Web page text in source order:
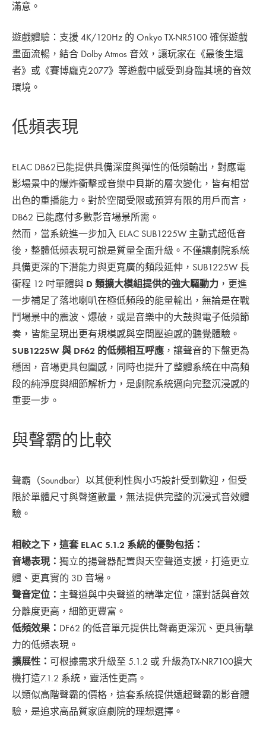
滿意。
遊戲體驗：支援 4K/120Hz 的 Onkyo TX-NR5100 確保遊戲
畫面流暢，結合 Dolby Atmos 音效，讓玩家在《最後生還
者》或《賽博龐克2077》等遊戲中感受到身臨其境的音效
環境。
低頻表現
ELAC DB62已能提供具備深度與彈性的低頻輸出，對應電
影場景中的爆炸衝擊或音樂中貝斯的層次變化，皆有相當
出色的重播能力。對於空間受限或預算有限的用戶而言，
DB62 已能應付多數影音場景所需。
然而，當系統進一步加入 ELAC SUB1225W 主動式超低音
後，整體低頻表現可說是質量全面升級。不僅讓劇院系統
具備更深的下潛能力與更寬廣的頻段延伸，SUB1225W 長
衝程 12 吋單體與 D 類擴大模組提供的強大驅動力 ，更進
一步補足了落地喇叭在極低頻段的能量輸出，無論是在戰
鬥場景中的震波、爆破，或是音樂中的大鼓與電子低頻節
奏，皆能呈現出更有規模感與空間壓迫感的聽覺體驗。
SUB1225W 與 DF62 的低頻相互呼應 ，讓聲音的下盤更為
穩固，音場更具包圍感，同時也提升了整體系統在中高頻
段的純淨度與細節解析力，是劇院系統邁向完整沉浸感的
重要一步。
與聲霸的比較
聲霸（Soundbar）以其便利性與小巧設計受到歡迎，但受
限於單體尺寸與聲道數量，無法提供完整的沉浸式音效體
驗。
相較之下，這套 ELAC 5.1.2 系統的優勢包括：
音場表現： 獨立的揚聲器配置與天空聲道支援，打造更立
體、更真實的 3D 音場。
聲音定位： 主聲道與中央聲道的精準定位，讓對話與音效
分離度更高，細節更豐富。
低頻效果： DF62 的低音單元提供比聲霸更深沉、更具衝擊
力的低頻表現。
擴展性： 可根據需求升級至 5.1.2 或 升級為TX-NR7100擴大
機打造7.1.2 系統，靈活性更高。
以類似高階聲霸的價格，這套系統提供遠超聲霸的影音體
驗，是追求高品質家庭劇院的理想選擇。